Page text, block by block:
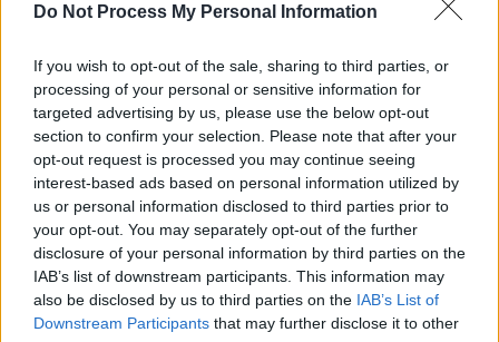
Do Not Process My Personal Information
If you wish to opt-out of the sale, sharing to third parties, or
processing of your personal or sensitive information for
targeted advertising by us, please use the below opt-out
section to confirm your selection. Please note that after your
opt-out request is processed you may continue seeing
interest-based ads based on personal information utilized by
us or personal information disclosed to third parties prior to
your opt-out. You may separately opt-out of the further
disclosure of your personal information by third parties on the
IAB’s list of downstream participants. This information may
also be disclosed by us to third parties on the IAB’s List of
Downstream Participants that may further disclose it to other
(σ.σ. ο αποτυπωτής ήχων/
συνομιλιών πιλοτηρίου) ανακτήθηκε,
σημείωσε σε ανακοίνωσή του ο Δρ. Π.Κ.
Μίσρα, στενός συνεργάτης του
ομοσπονδιακού πρωθυπουργούΝαρέντρα
Μόντι.
Το άλλο μαύρο κουτί, το QAR (quick access
recorder, ή αλλιώς καταγραφέας δεδομένων
πτήσης), στο οποίο περιέχονται στοιχεία για
όλες τις παραμέτρους της πτήσης, όπως η
ταχύτητα, η θέση, το υψόμετρο, η γωνία